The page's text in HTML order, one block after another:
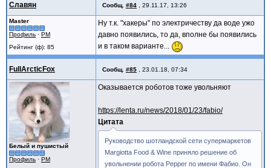
Славян Сообщ. #84 29.11.17, 13:26
Master
Профиль · PM
Рейтинг (ф): 85
Ну т.к. "хакеры" по электричеству да воде ужо
давно появились, то да, вполне бы появились
и в таком варианте...
FullArcticFox Сообщ. #85 23.01.18, 07:34
Белый и пушистый
Профиль · PM
Оказывается роботов тоже увольняют
https://lenta.ru/news/2018/01/23/fabio/
Цитата
Руководство шотландской сети супермаркетов
Margiotta Food & Wine приняло решение об
увольнении робота Pepper по имени Фабио. Он